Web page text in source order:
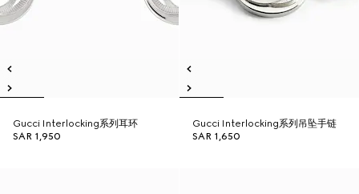
Gucci Interlocking系列耳环
SAR 1,950
Gucci Interlocking系列吊坠手链
SAR 1,650